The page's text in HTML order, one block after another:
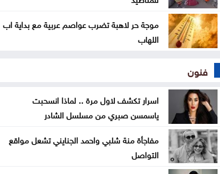
موجة حر لاهبة تضرب عواصم عربية مع بداية اب
اللهاب
فنون
اسرار تكشف لاول مرة .. لماذا انسحبت
ياسمسن صبري من مسلسل الشادر
مفاجأة منة شلبي واحمد الجنايني تشعل مواقع
التواصل